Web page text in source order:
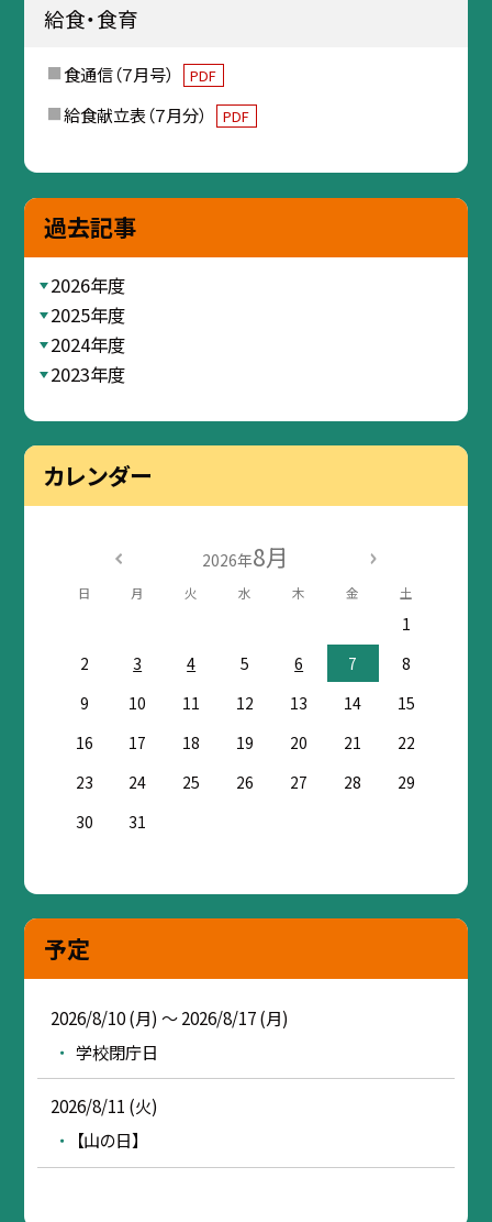
給食・食育
食通信（７月号） PDF
給食献立表（７月分） PDF
過去記事
2026年度
2025年度
2024年度
2023年度
カレンダー
2026年8月
日 月 火 水 木 金 土
1
2
3 4 5 6 7
8
9
10 11 12 13 14
15
16
17 18 19 20 21
22
23
24 25 26 27 28
29
30
31
予定
2026/8/10 (月) ～ 2026/8/17 (月)
学校閉庁日
2026/8/11 (火)
【山の日】